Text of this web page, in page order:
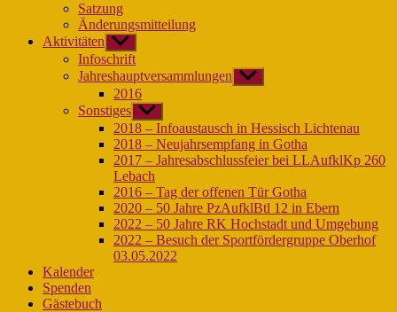
Satzung
Änderungsmitteilung
Aktivitäten Untermenü
anzeigen
Infoschrift
Jahreshauptversammlungen Untermenü
anzeigen
2016
Sonstiges Untermenü
anzeigen
2018 – Infoaustausch in Hessisch Lichtenau
2018 – Neujahrsempfang in Gotha
2017 – Jahresabschlussfeier bei LLAufklKp 260
Lebach
2016 – Tag der offenen Tür Gotha
2020 – 50 Jahre PzAufklBtl 12 in Ebern
2022 – 50 Jahre RK Hochstadt und Umgebung
2022 – Besuch der Sportfördergruppe Oberhof
03.05.2022
Kalender
Spenden
Gästebuch